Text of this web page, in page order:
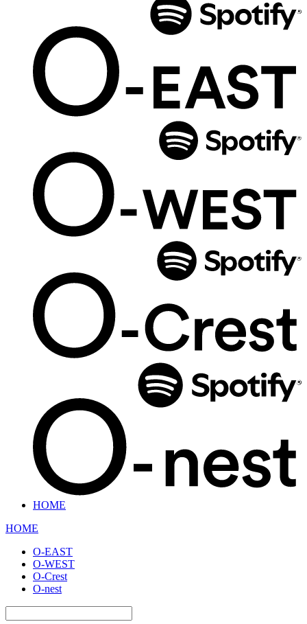
HOME
HOME
O-EAST
O-WEST
O-Crest
O-nest